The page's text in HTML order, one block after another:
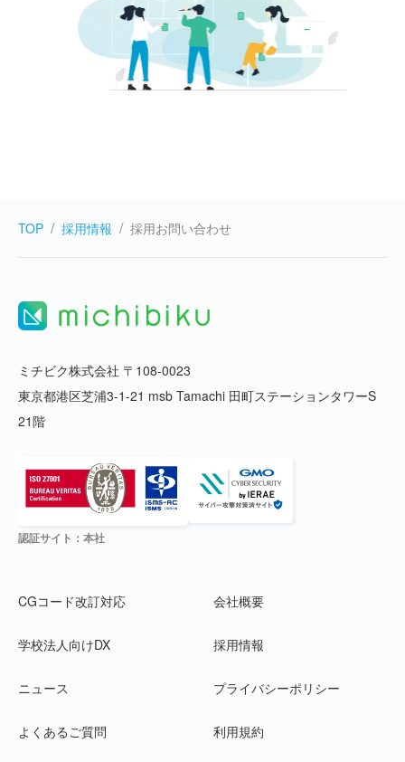
TOP 採用情報 採用お問い合わせ
ミチビク株式会社 〒108-0023
東京都港区芝浦3-1-21 msb Tamachi 田町ステーションタワーS
21階
認証サイト：本社
CGコード改訂対応
学校法人向けDX
ニュース
よくあるご質問
会社概要
採用情報
プライバシーポリシー
利用規約